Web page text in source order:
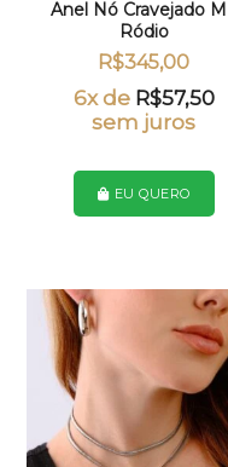
Anel Nó Cravejado
Ródio
R$345,00
6x de R$57,50
sem juros
EU QUERO
na
do